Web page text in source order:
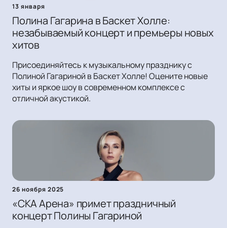
13 января
Полина Гагарина в Баскет Холле:
незабываемый концерт и премьеры новых
хитов
Присоединяйтесь к музыкальному празднику с
Полиной Гагариной в Баскет Холле! Оцените новые
хиты и яркое шоу в современном комплексе с
отличной акустикой.
26 ноября 2025
«СКА Арена» примет праздничный
концерт Полины Гагариной